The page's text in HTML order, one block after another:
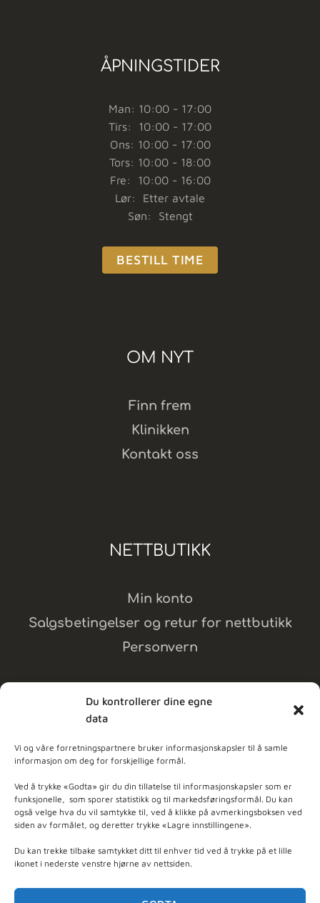
Du kontrollerer dine egne
data
Vi og våre forretningspartnere bruker informasjonskapsler til å samle
informasjon om deg for forskjellige formål.
Ved å trykke «Godta» gir du din tillatelse til informasjonskapsler som er
funksjonelle, som sporer statistikk og til markedsføringsformål. Du kan
også velge hva du vil samtykke til, ved å klikke på avmerkingsboksen ved
siden av formålet, og deretter trykke «Lagre innstillingene».
Du kan trekke tilbake samtykket ditt til enhver tid ved å trykke på et lille
ikonet i nederste venstre hjørne av nettsiden.
ÅPNINGSTIDER
Man: 10:00 - 17:00
Tirs: 10:00 - 17:00
Ons: 10:00 - 17:00
Tors: 10:00 - 18:00
Fre: 10:00 - 16:00
Lør: Etter avtale
Søn: Stengt
BESTILL TIME
OM NYT
Finn frem
Klinikken
Kontakt oss
NETTBUTIKK
Min konto
Salgsbetingelser og retur for nettbutikk
Personvern
- Basert på103anmeldelser